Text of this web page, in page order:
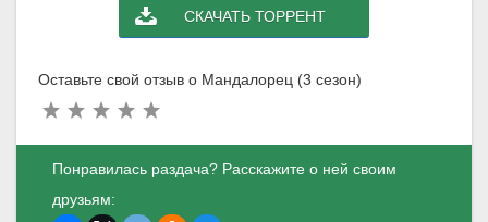
СКАЧАТЬ ТОРРЕНТ
Оставьте свой отзыв о Мандалорец (3 сезон)
Понравилась раздача? Расскажите о ней своим
друзьям: